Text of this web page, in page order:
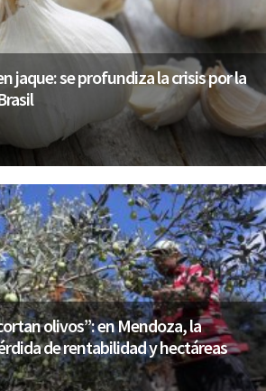
jaque: se profundiza la crisis por la
olivos”: en Mendoza, la
de rentabilidad y hectáreas